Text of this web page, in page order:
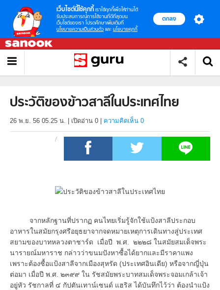
เว็บไซต์นี้ใช้คุกกี้ เราใช้คุกกี้เพื่อให้ท่านได้
รับประสบการณ์การใช้งานที่ดีที่สุดบน
เว็บไซต์ของเรา โปรดศึกษาเพิ่มเติมที่
นโยบายความเป็นส่วนตัว และ นโยบายคุกกี้
ตกลง
ประวัติของข้าวสาลีในประเทศไทย
26 พ.ย. 56 05.25 น. เปิดอ่าน 0 ความคิดเห็น 0
จากหลักฐานที่ปรากฏ คนไทยเริ่มรู้จักใช้แป้งสาลีประกอบ
อาหารในสมัยกรุงศรีอยุธยาจากจดหมายเหตุการเดินทางสู่ประเทศ
สยามของบาทหลวงตาชาร์ด เมื่อปี พ.ศ. ๒๒๒๘ ในสมัยสมเด็จพระ
นารายณ์มหาราช กล่าวว่าขนมปังหาซื้อได้ยากและมีราคาแพง
เพราะต้องซื้อแป้งสาลีจากเมืองสุหรัด (ประเทศอินเดีย) หรือจากญี่ปุ่น
ต่อมา เมื่อปี พ.ศ. ๒๓๙๙ ใน รัชสมัยพระบาทสมเด็จพระจอมเกล้าเจ้า
อยู่หัว รัชกาลที่ ๔ กัปตันเทาน์เซนด์ แฮริส ได้บันทึกไว้ว่า ต้องนำแป้ง